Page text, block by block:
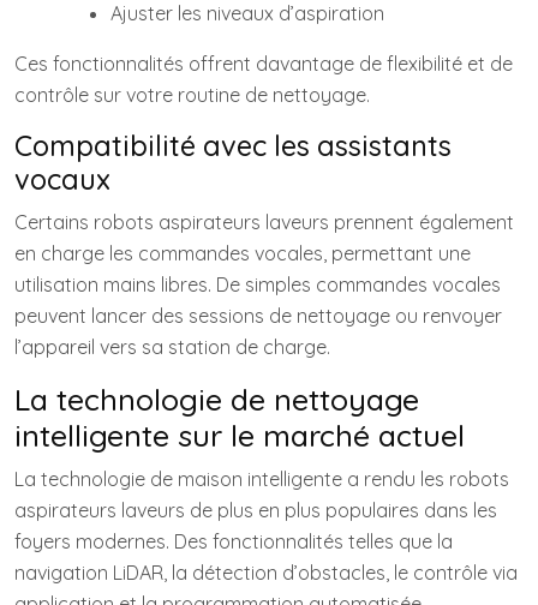
Ajuster les niveaux d’aspiration
Ces fonctionnalités offrent davantage de flexibilité et de
contrôle sur votre routine de nettoyage.
Compatibilité avec les assistants
vocaux
Certains robots aspirateurs laveurs prennent également
en charge les commandes vocales, permettant une
utilisation mains libres. De simples commandes vocales
peuvent lancer des sessions de nettoyage ou renvoyer
l’appareil vers sa station de charge.
La technologie de nettoyage
intelligente sur le marché actuel
La technologie de maison intelligente a rendu les robots
aspirateurs laveurs de plus en plus populaires dans les
foyers modernes. Des fonctionnalités telles que la
navigation LiDAR, la détection d’obstacles, le contrôle via